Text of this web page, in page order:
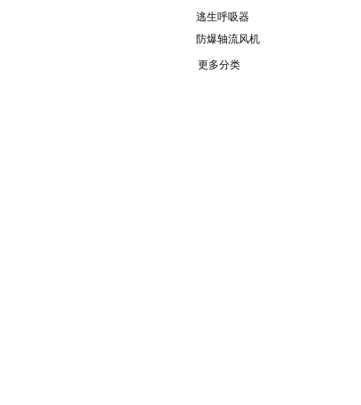
逃生呼吸器
防爆轴流风机
更多分类